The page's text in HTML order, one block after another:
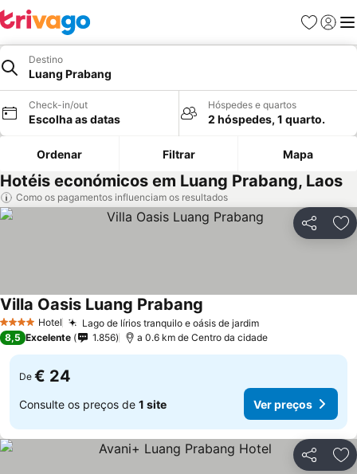
Favoritos
Iniciar
Destino
Luang Prabang
Check-in/out
Escolha as datas
Hóspedes e quartos
2 hóspedes, 1 quarto.
Ordenar Filtrar Mapa
Hotéis económicos em Luang Prabang, Laos
Como os pagamentos influenciam os resultados
Partilhar
4 EstrelasHotel Lago de lírios tranquilo e oásis de jardimVer preços
Villa Oasis Luang Prabang
8,5 Excelente 1.856 a 0.6 km de Centro da cidade
De € 24
Consulte os preços de 1 site Ver preços
Partilhar